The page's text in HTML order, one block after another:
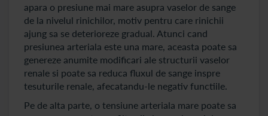
apara o presiune mai mare asupra vaselor de sange
de la nivelul rinichilor, motiv pentru care rinichii
ajung sa se deterioreze gradual. Atunci cand
presiunea arteriala este una mare, aceasta poate sa
genereze anumite modificari ale structurii vaselor
renale si poate sa reduca fluxul de sange inspre
tesuturile renale, afecatandu-le negativ functiile.
Pe de alta parte, o tensiune arteriala mare poate sa